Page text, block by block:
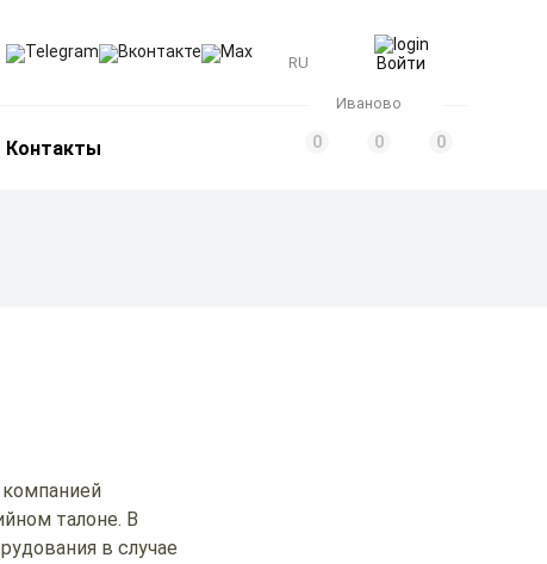
Telegram Вконтакте Max
RU Войти
Иваново
Контакты 0 0 0
компанией
талоне. В
в случае